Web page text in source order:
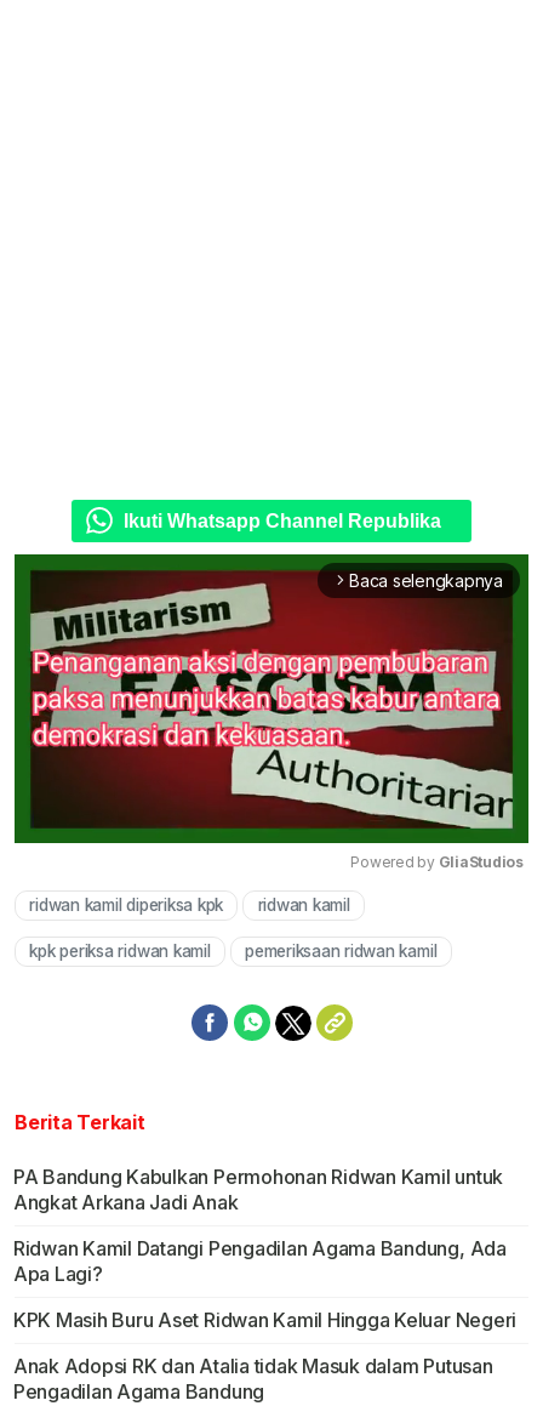
Ikuti Whatsapp Channel Republika
arrow_forward_ios Baca selengkapnya
Powered by GliaStudios
ridwan kamil diperiksa kpk ridwan kamil
kpk periksa ridwan kamil pemeriksaan ridwan kamil
Berita Terkait
PA Bandung Kabulkan Permohonan Ridwan Kamil untuk
Angkat Arkana Jadi Anak
Ridwan Kamil Datangi Pengadilan Agama Bandung, Ada
Apa Lagi?
KPK Masih Buru Aset Ridwan Kamil Hingga Keluar Negeri
Anak Adopsi RK dan Atalia tidak Masuk dalam Putusan
Pengadilan Agama Bandung